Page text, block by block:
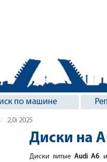
по машине
2,0i 2025
Диски на
Диски литые Audi A6